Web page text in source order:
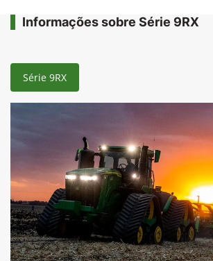
Informações sobre Série 9RX
Série 9RX